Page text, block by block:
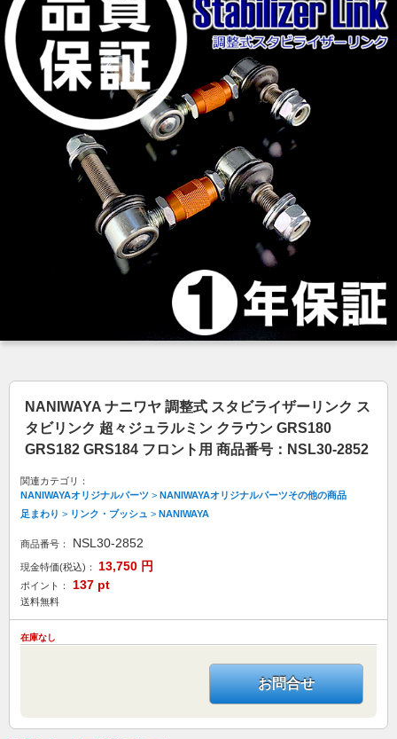
NANIWAYA ナニワヤ 調整式 スタビライザーリンク ス
タビリンク 超々ジュラルミン クラウン GRS180
GRS182 GRS184 フロント用 商品番号：NSL30-2852
関連カテゴリ：
NANIWAYAオリジナルパーツ > NANIWAYAオリジナルパーツその他の商品
足まわり > リンク・ブッシュ > NANIWAYA
商品番号： NSL30-2852
現金特価(税込)： 13,750 円
ポイント： 137 pt
送料無料
在庫なし
お問合せ